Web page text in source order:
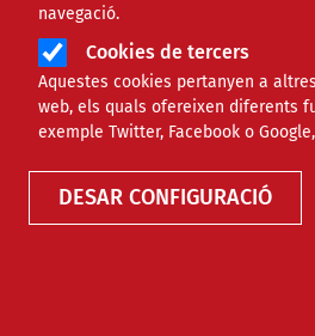
navegació.
Cookies de tercers
Aquestes cookies pertanyen a
web, els quals ofereixen diferents
exemple Twitter, Facebook o
DESAR CONFIGURACIÓ
El Festival d’Enceses
de Catalunya obre
per tornar a encendre
NOTÍCIES CULTURAL